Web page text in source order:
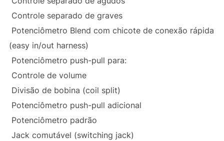
Controle separado de graves
Potenciômetro Blend com chicote de conexão rápida
(easy in/out harness)
Potenciômetro push-pull para:
Controle de volume
Divisão de bobina (coil split)
Potenciômetro push-pull adicional
Potenciômetro padrão
Jack comutável (switching jack)